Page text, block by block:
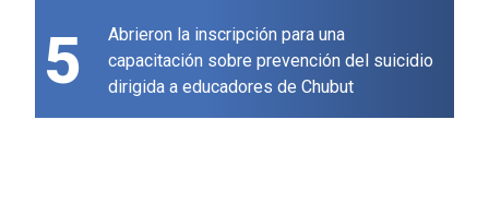
5
Abrieron la inscripción para una
capacitación sobre prevención del suicidio
dirigida a educadores de Chubut